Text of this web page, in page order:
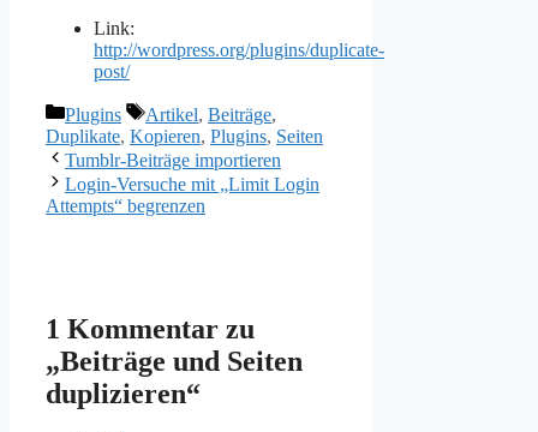
Link:
http://wordpress.org/plugins/duplicate-
post/
Kategorien
Plugins Schlagwörter
Artikel, Beiträge,
Duplikate, Kopieren, Plugins, Seiten
Tumblr-Beiträge importieren
Login-Versuche mit „Limit Login
Attempts“ begrenzen
1 Kommentar zu
„Beiträge und Seiten
duplizieren“